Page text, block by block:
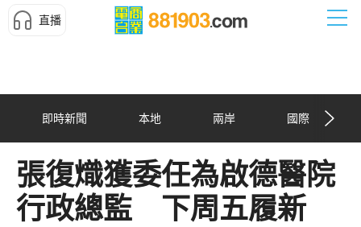
直播
即時新聞 本地 兩岸 國際
張復熾獲委任為啟德醫院
行政總監 下周五履新